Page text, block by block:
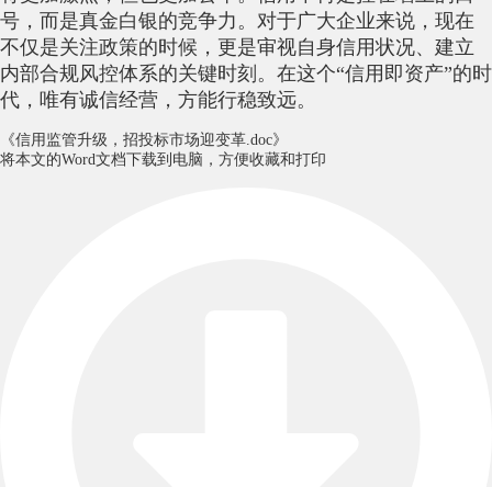
号，而是真金白银的竞争力。对于广大企业来说，现在
不仅是关注政策的时候，更是审视自身信用状况、建立
内部合规风控体系的关键时刻。在这个“信用即资产”的时
代，唯有诚信经营，方能行稳致远。
《信用监管升级，招投标市场迎变革.doc》
将本文的Word文档下载到电脑，方便收藏和打印